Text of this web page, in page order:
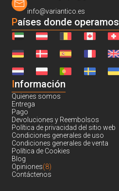
info@variantico.es
Países donde operamos
Información
Quienes somos
Entrega
Pago
Devoluciones y Reembolsos
Política de privacidad del sitio web
Condiciones generales de uso
Condiciones generales de venta
Política de Cookies
Blog
Opiniones(8)
Contáctenos